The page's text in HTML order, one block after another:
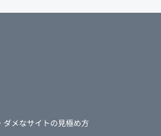
ダメなサイトの見極め方